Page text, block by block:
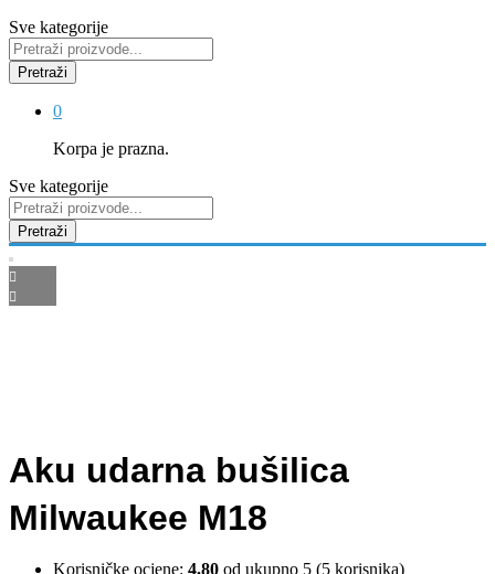
Sve kategorije
Pretraži
0
Korpa je prazna.
Sve kategorije
Pretraži
Aku udarna bušilica
Milwaukee M18
Korisničke ocjene: 4.80 od ukupno 5 (5 korisnika)